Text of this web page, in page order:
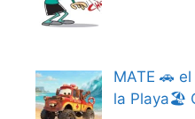
MATE 🚗
la Playa🏖️